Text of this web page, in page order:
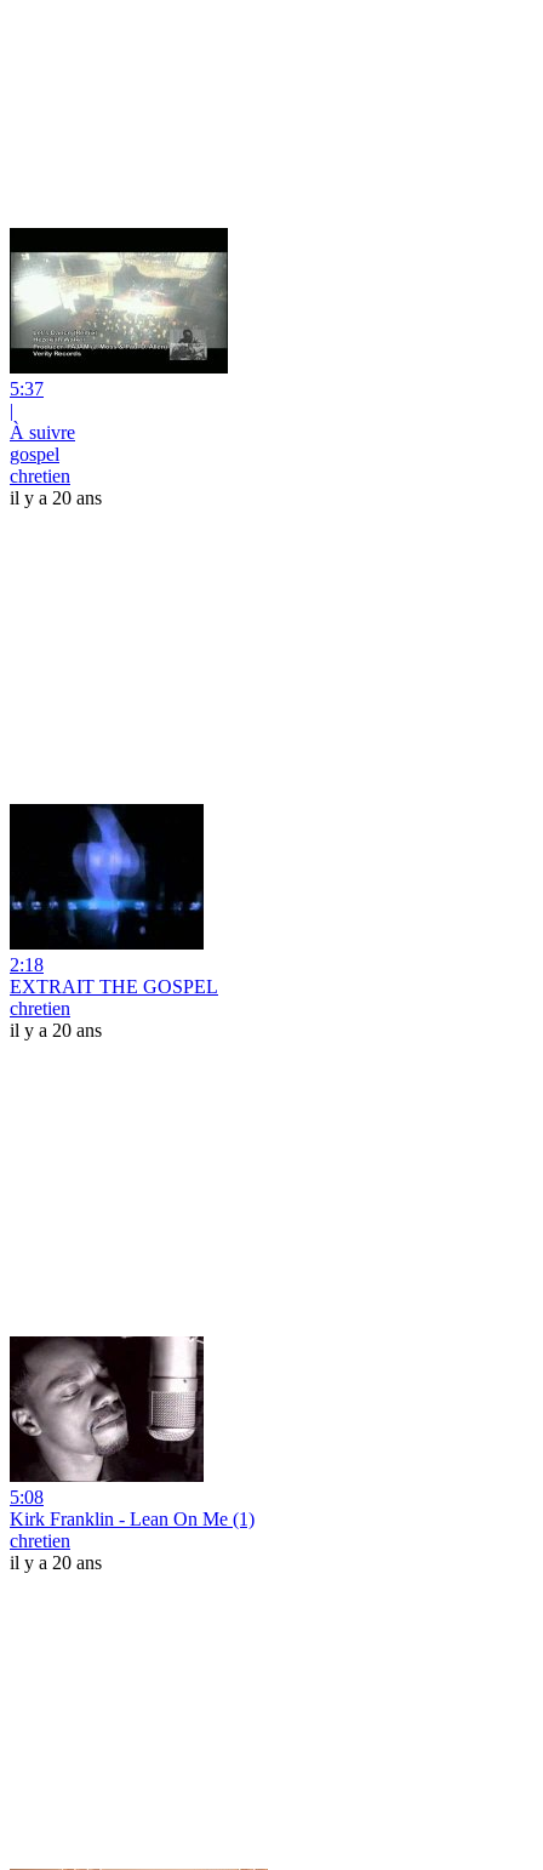
5:37
|
À suivre
gospel
chretien
il y a 20 ans
2:18
EXTRAIT THE GOSPEL
chretien
il y a 20 ans
5:08
Kirk Franklin - Lean On Me (1)
chretien
il y a 20 ans